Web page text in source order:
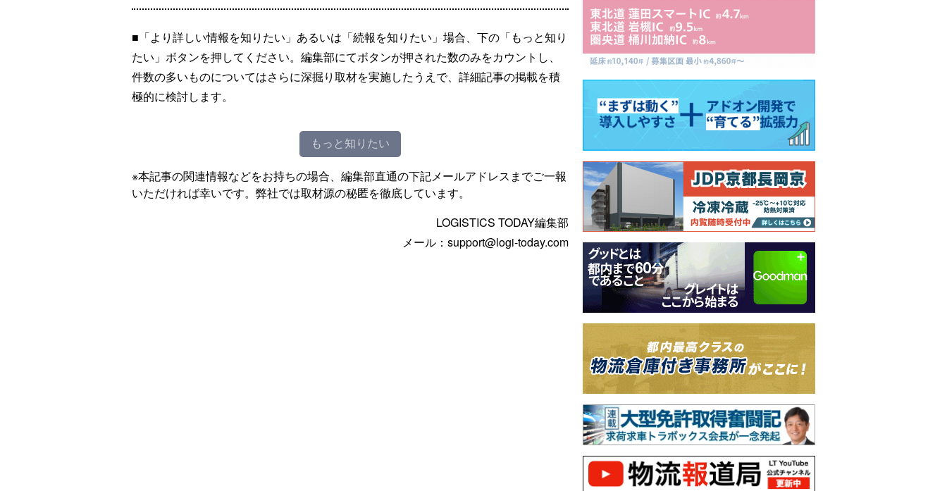
■「より詳しい情報を知りたい」あるいは「続報を知りたい」場合、下の「もっと知り
たい」ボタンを押してください。編集部にてボタンが押された数のみをカウントし、
件数の多いものについてはさらに深掘り取材を実施したうえで、詳細記事の掲載を積
極的に検討します。
もっと知りたい
※本記事の関連情報などをお持ちの場合、編集部直通の下記メールアドレスまでご一報
いただければ幸いです。弊社では取材源の秘匿を徹底しています。
LOGISTICS TODAY編集部
メール：support@logi-today.com